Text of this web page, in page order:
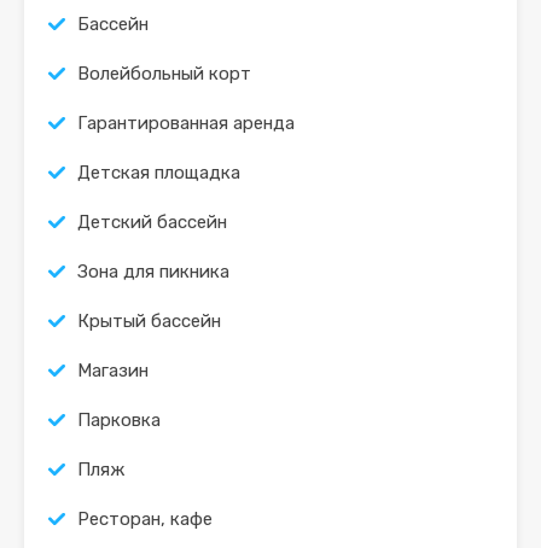
Бассейн
Волейбольный корт
Гарантированная аренда
Детская площадка
Детский бассейн
Зона для пикника
Крытый бассейн
Магазин
Парковка
Пляж
Ресторан, кафе